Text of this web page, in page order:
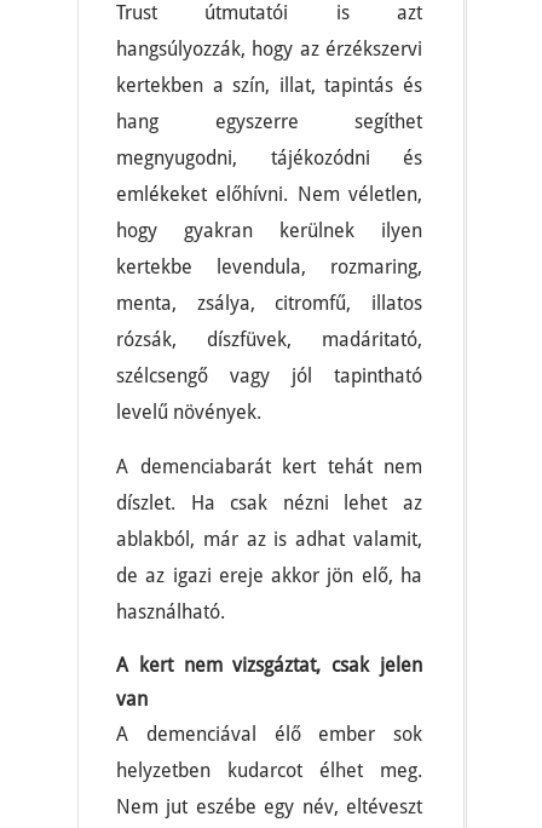
Trust útmutatói is azt
hangsúlyozzák, hogy az érzékszervi
kertekben a szín, illat, tapintás és
hang egyszerre segíthet
megnyugodni, tájékozódni és
emlékeket előhívni. Nem véletlen,
hogy gyakran kerülnek ilyen
kertekbe levendula, rozmaring,
menta, zsálya, citromfű, illatos
rózsák, díszfüvek, madáritató,
szélcsengő vagy jól tapintható
levelű növények.
A demenciabarát kert tehát nem
díszlet. Ha csak nézni lehet az
ablakból, már az is adhat valamit,
de az igazi ereje akkor jön elő, ha
használható.
A kert nem vizsgáztat, csak jelen
van
A demenciával élő ember sok
helyzetben kudarcot élhet meg.
Nem jut eszébe egy név, eltéveszt